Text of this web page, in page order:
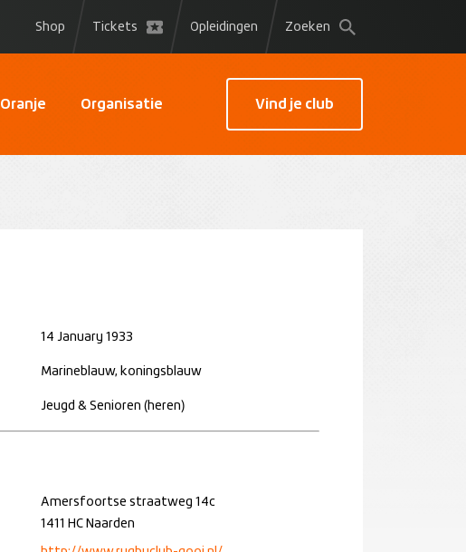
Shop Tickets Opleidingen Zoeken
Oranje Organisatie Vind je club
14 January 1933
Marineblauw, koningsblauw
Jeugd & Senioren (heren)
Amersfoortse straatweg 14c
1411 HC Naarden